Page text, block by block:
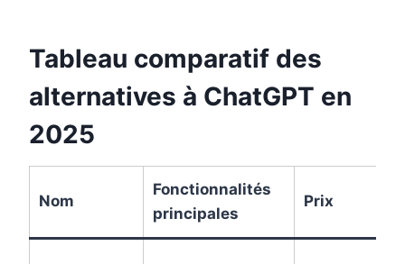
Tableau comparatif des
alternatives à ChatGPT en
2025
Nom
Fonctionnalités
principales
Prix